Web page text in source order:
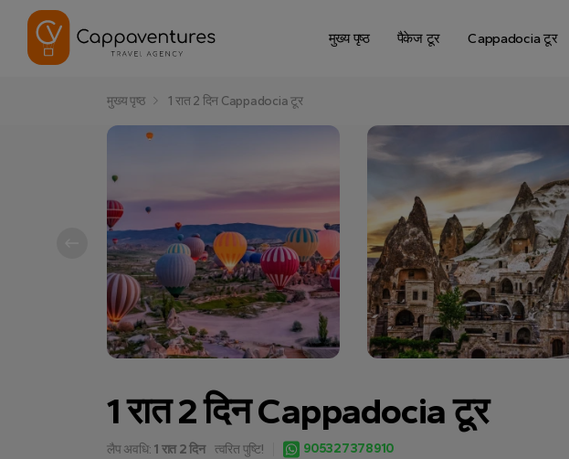
मुख्य पृष्ठ पैकेज टूर Cappadocia टूर
मुख्य पृष्ठ 1 रात 2 दिन Cappadocia टूर
1 रात 2 दिन Cappadocia टूर
लैप अवधि: 1 रात 2 दिन त्वरित पुष्टि! 905327378910